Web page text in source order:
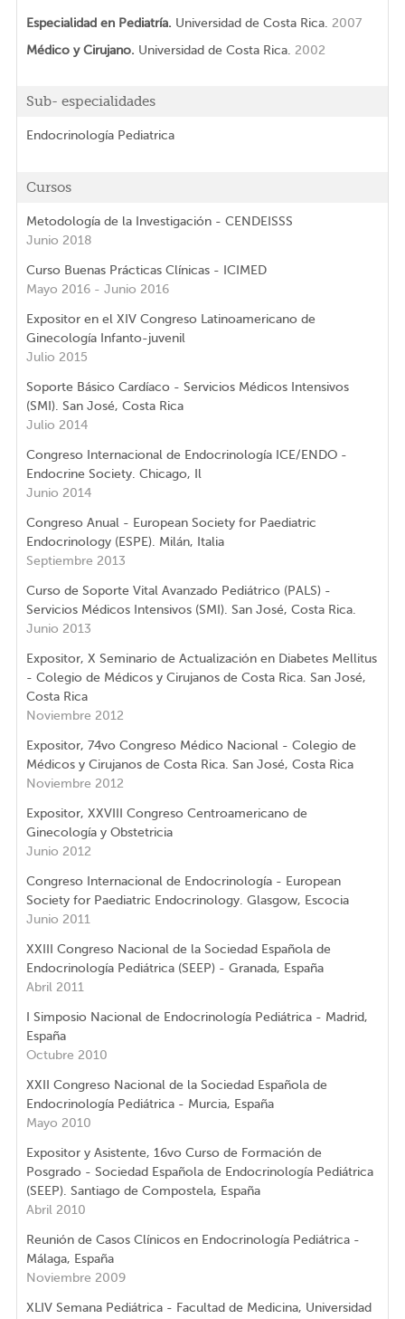
Especialidad en Pediatría. Universidad de Costa Rica. 2007
Médico y Cirujano. Universidad de Costa Rica. 2002
Sub- especialidades
Endocrinología Pediatrica
Cursos
Metodología de la Investigación - CENDEISSS
Junio 2018
Curso Buenas Prácticas Clínicas - ICIMED
Mayo 2016 - Junio 2016
Expositor en el XIV Congreso Latinoamericano de
Ginecología Infanto-juvenil
Julio 2015
Soporte Básico Cardíaco - Servicios Médicos Intensivos
(SMI). San José, Costa Rica
Julio 2014
Congreso Internacional de Endocrinología ICE/ENDO -
Endocrine Society. Chicago, Il
Junio 2014
Congreso Anual - European Society for Paediatric
Endocrinology (ESPE). Milán, Italia
Septiembre 2013
Curso de Soporte Vital Avanzado Pediátrico (PALS) -
Servicios Médicos Intensivos (SMI). San José, Costa Rica.
Junio 2013
Expositor, X Seminario de Actualización en Diabetes Mellitus
- Colegio de Médicos y Cirujanos de Costa Rica. San José,
Costa Rica
Noviembre 2012
Expositor, 74vo Congreso Médico Nacional - Colegio de
Médicos y Cirujanos de Costa Rica. San José, Costa Rica
Noviembre 2012
Expositor, XXVIII Congreso Centroamericano de
Ginecología y Obstetricia
Junio 2012
Congreso Internacional de Endocrinología - European
Society for Paediatric Endocrinology. Glasgow, Escocia
Junio 2011
XXIII Congreso Nacional de la Sociedad Española de
Endocrinología Pediátrica (SEEP) - Granada, España
Abril 2011
I Simposio Nacional de Endocrinología Pediátrica - Madrid,
España
Octubre 2010
XXII Congreso Nacional de la Sociedad Española de
Endocrinología Pediátrica - Murcia, España
Mayo 2010
Expositor y Asistente, 16vo Curso de Formación de
Posgrado - Sociedad Española de Endocrinología Pediátrica
(SEEP). Santiago de Compostela, España
Abril 2010
Reunión de Casos Clínicos en Endocrinología Pediátrica -
Málaga, España
Noviembre 2009
XLIV Semana Pediátrica - Facultad de Medicina, Universidad